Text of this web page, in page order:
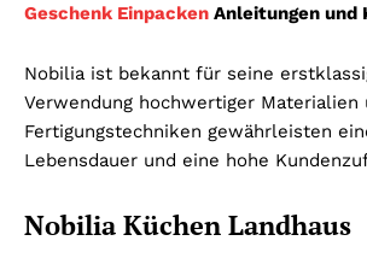
Geschenk Einpacken Anleitungen und
Nobilia ist bekannt für seine
Verwendung hochwertiger Materialien
Fertigungstechniken gewährleisten
Lebensdauer und eine hohe
Nobilia Küchen Landhaus